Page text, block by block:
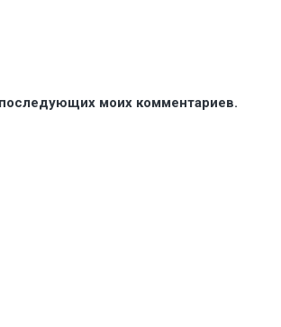
моих комментариев.